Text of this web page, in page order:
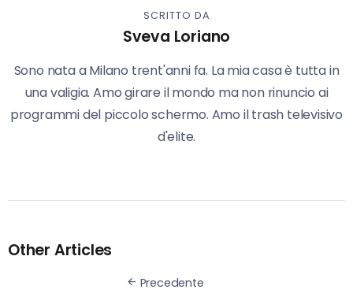
SCRITTO DA
Sveva Loriano
Sono nata a Milano trent'anni fa. La mia casa è tutta in
una valigia. Amo girare il mondo ma non rinuncio ai
programmi del piccolo schermo. Amo il trash televisivo
d'elite.
Other Articles
Precedente